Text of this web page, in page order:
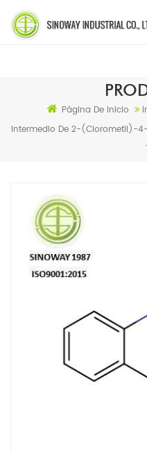
Página De Inicio
Intermedio De 2-(clorometil)-